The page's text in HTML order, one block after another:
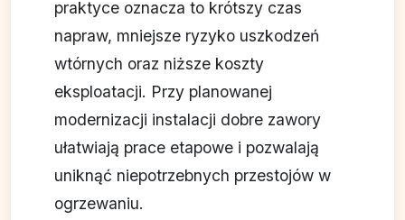
praktyce oznacza to krótszy czas
napraw, mniejsze ryzyko uszkodzeń
wtórnych oraz niższe koszty
eksploatacji. Przy planowanej
modernizacji instalacji dobre zawory
ułatwiają prace etapowe i pozwalają
uniknąć niepotrzebnych przestojów w
ogrzewaniu.